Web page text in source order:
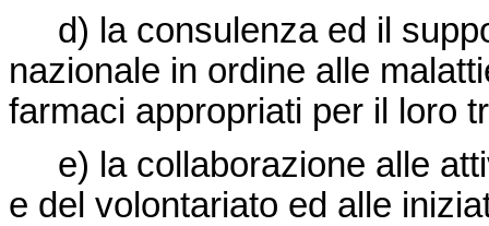
d) la consulenza ed il
nazionale in ordine alle
farmaci appropriati per il loro
e) la collaborazione alle
e del volontariato ed alle